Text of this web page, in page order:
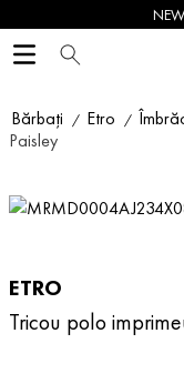
Bărbați Etro
Paisley
ETRO
Tricou polo